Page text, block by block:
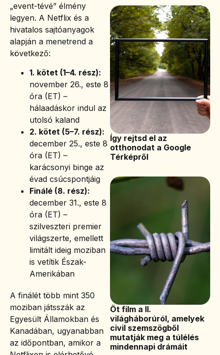
„event-tévé” élmény
legyen. A Netflix és a
hivatalos sajtóanyagok
alapján a menetrend a
következő:
1. kötet (1–4. rész):
november 26., este 8
óra (ET) –
hálaadáskor indul az
utolsó kaland
2. kötet (5–7. rész):
december 25., este 8
óra (ET) –
karácsonyi binge az
évad csúcspontjáig
Finálé (8. rész):
december 31., este 8
óra (ET) –
szilveszteri premier
világszerte, emellett
limitált ideig moziban
is vetítik Észak-
Amerikában
A finálét több mint 350
moziban játsszák az
Egyesült Államokban és
Kanadában, ugyanabban
az időpontban, amikor a
Így rejtsd el az
otthonodat a Google
Térképről
Öt film a II.
világháborúról, amelyek
civil szemszögből
mutatják meg a túlélés
mindennapi drámáit